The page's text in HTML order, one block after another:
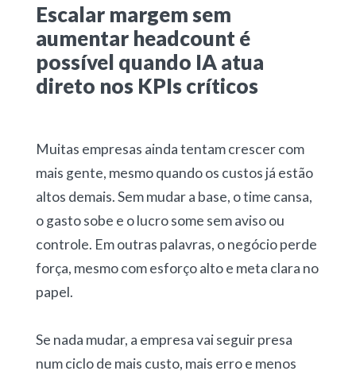
Escalar margem sem
aumentar headcount é
possível quando IA atua
direto nos KPIs críticos
Muitas empresas ainda tentam crescer com
mais gente, mesmo quando os custos já estão
altos demais. Sem mudar a base, o time cansa,
o gasto sobe e o lucro some sem aviso ou
controle. Em outras palavras, o negócio perde
força, mesmo com esforço alto e meta clara no
papel.
Se nada mudar, a empresa vai seguir presa
num ciclo de mais custo, mais erro e menos